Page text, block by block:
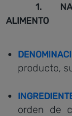
1.
ALIMENTO
producto,
orden de